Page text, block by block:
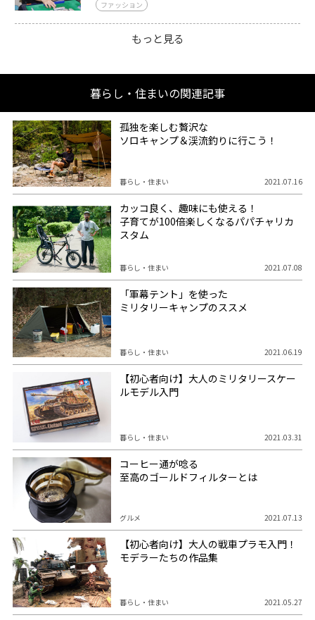
ファッション
もっと見る
暮らし・住まいの関連記事
孤独を楽しむ贅沢な
ソロキャンプ＆渓流釣りに行こう！
暮らし・住まい 2021.07.16
カッコ良く、趣味にも使える！
子育てが100倍楽しくなるパパチャリカ
スタム
暮らし・住まい 2021.07.08
「軍幕テント」を使った
ミリタリーキャンプのススメ
暮らし・住まい 2021.06.19
【初心者向け】大人のミリタリースケー
ルモデル入門
暮らし・住まい 2021.03.31
コーヒー通が唸る
至高のゴールドフィルターとは
グルメ 2021.07.13
【初心者向け】大人の戦車プラモ入門！
モデラーたちの作品集
暮らし・住まい 2021.05.27